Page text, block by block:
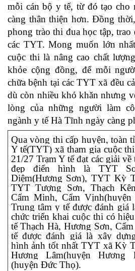
mỗi cán bộ y tế, từ đó tạo cho
càng thân thiện hơn. Đồng
phong trào thi đua học tập,
các TYT. Mong muốn lớn
cuộc thi là nâng cao chất
khỏe cộng đồng, để mỗi
chữa bệnh tại các TYT xã đều
dù còn nhiều khó khăn nhưng
lòng của những người làm
ngành y tế Hà Tĩnh ngày càng
Qua vòng thi cấp huyện, toàn
Y tế(TYT) xã tham gia cuộc
21/27 Trạm Y tế đạt các giải
đẹp điển hình là TYT
Diệm(Hương Sơn), TYT Kỳ
TYT Tượng Sơn, Thạch
Cẩm Minh, Cẩm
Trung tâm y tế được đánh giá
chức triển khai cuộc thi có
tế Thạch Hà, Hương Sơn,
tế được đánh giá là xây
hình ảnh tốt nhất TYT xã Kỳ
Hương Lâm(huyện Hương
(huyện Đức Thọ).